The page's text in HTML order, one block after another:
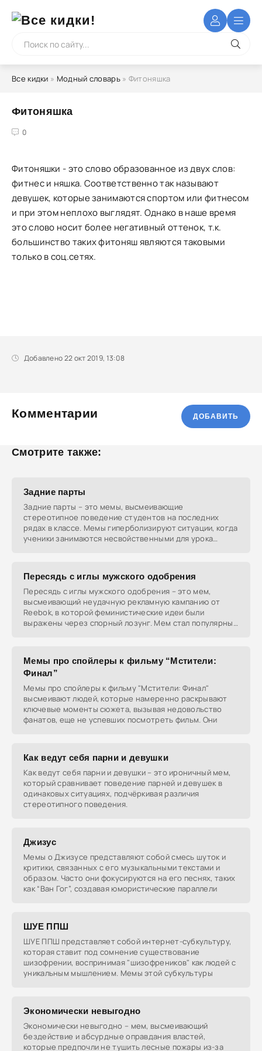
Все кидки » Модный словарь» Фитоняшка
Фитоняшка
0
5
Фитоняшки - это слово образованное из двух слов:
фитнес и няшка. Соответственно так называют
девушек, которые занимаются спортом или фитнесом
и при этом неплохо выглядят. Однако в наше время
это слово носит более негативный оттенок, т.к.
большинство таких фитоняш являются таковыми
только в соц.сетях.
Добавлено 22 окт 2019, 13:08
Комментарии ДОБАВИТЬ
Смотрите также:
Задние парты
Задние парты – это мемы, высмеивающие
стереотипное поведение студентов на последних
рядах в классе. Мемы гиперболизируют ситуации, когда
ученики занимаются несвойственными для урока
Пересядь с иглы мужского одобрения
Пересядь с иглы мужского одобрения – это мем,
высмеивающий неудачную рекламную кампанию от
Reebok, в которой феминистические идеи были
выражены через спорный лозунг. Мем стал популярным
Мемы про спойлеры к фильму “Мстители:
Финал”
Мемы про спойлеры к фильму "Мстители: Финал"
высмеивают людей, которые намеренно раскрывают
ключевые моменты сюжета, вызывая недовольство
фанатов, еще не успевших посмотреть фильм. Они
Как ведут себя парни и девушки
Как ведут себя парни и девушки – это ироничный мем,
который сравнивает поведение парней и девушек в
одинаковых ситуациях, подчёркивая различия
стереотипного поведения.
Джизус
Мемы о Джизусе представляют собой смесь шуток и
критики, связанных с его музыкальными текстами и
образом. Часто они фокусируются на его песнях, таких
как “Ван Гог”, создавая юмористические параллели
ШУЕ ППШ
ШУЕ ППШ представляет собой интернет-субкультуру,
которая ставит под сомнение существование
шизофрении, воспринимая "шизофреников" как людей с
уникальным мышлением. Мемы этой субкультуры
Экономически невыгодно
Экономически невыгодно – мем, высмеивающий
бездействие и абсурдные оправдания властей,
которые предпочли не тушить лесные пожары из-за